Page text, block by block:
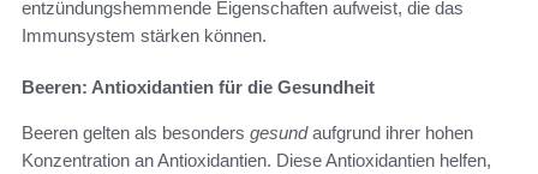
entzündungshemmende Eigenschaften aufweist, die das
Immunsystem stärken können.
Beeren: Antioxidantien für die Gesundheit
Beeren gelten als besonders gesundaufgrund ihrer hohen
Konzentration an Antioxidantien. Diese Antioxidantien helfen,